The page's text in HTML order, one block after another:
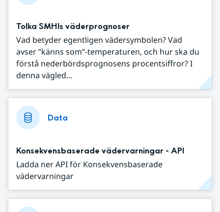
Tolka SMHIs väderprognoser
Vad betyder egentligen vädersymbolen? Vad
avser ”känns som”-temperaturen, och hur ska du
förstå nederbördsprognosens procentsiffror? I
denna vägled...
Data
Konsekvensbaserade vädervarningar - API
Ladda ner API för Konsekvensbaserade
vädervarningar